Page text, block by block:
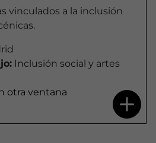
vinculados a la inclusión
Inclusión social y artes
otra ventana